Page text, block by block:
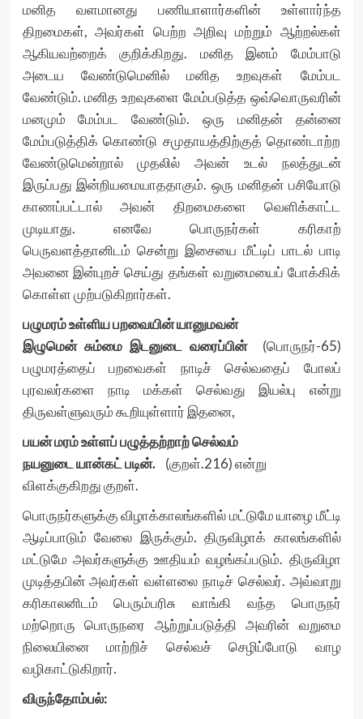
மனித வளமானது பணியாளார்களின் உள்ளார்ந்த
திறமைகள், அவர்கள் பெற்ற அறிவு மற்றும் ஆற்றல்கள்
ஆகியவற்றைக் குறிக்கிறது. மனித இனம் மேம்பாடு
அடைய வேண்டுமெனில் மனித உறவுகள் மேம்பட
வேண்டும். மனித உறவுகளை மேம்படுத்த ஒவ்வொருவரின்
மனமும் மேம்பட வேண்டும். ஒரு மனிதன் தன்னை
மேம்படுத்திக் கொண்டு சமுதாயத்திற்குத் தொண்டாற்ற
வேண்டுமென்றால் முதலில் அவன் உடல் நலத்துடன்
இருப்பது இன்றியமையாததாகும். ஒரு மனிதன் பசியோடு
காணப்பட்டால் அவன் திறமைகளை வெளிக்காட்ட
முடியாது. எனவே பொருநர்கள் கரிகாற்
பெருவளத்தானிடம் சென்று இசையை மீட்டிப் பாடல் பாடி
அவனை இன்புறச் செய்து தங்கள் வறுமையைப் போக்கிக்
கொள்ள முற்படுகிறார்கள்.
பழுமரம் உள்ளிய பறவையின் யானுமவன்
இழுமென் சும்மை இடனுடை வரைப்பின் (பொருநர்-65)
பழுமரத்தைப் பறவைகள் நாடிச் செல்வதைப் போலப்
புரவலர்களை நாடி மக்கள் செல்வது இயல்பு என்று
திருவள்ளுவரும் கூறியுள்ளார் இதனை,
பயன் மரம் உள்ளப் பழுத்தற்றாற் செல்வம்
நயனுடை யான்கட் படின். (குறள்.216) என்று
விளக்குகிறது குறள்.
பொருநர்களுக்கு விழாக்காலங்களில் மட்டுமே யாழை மீட்டி
ஆடிப்பாடும் வேலை இருக்கும். திருவிழாக் காலங்களில்
மட்டுமே அவர்களுக்கு ஊதியம் வழங்கப்படும். திருவிழா
முடித்தபின் அவர்கள் வள்ளலை நாடிச் செல்வர். அவ்வாறு
கரிகாலனிடம் பெரும்பரிசு வாங்கி வந்த பொருநர்
மற்றொரு பொருநரை ஆற்றுப்படுத்தி அவரின் வறுமை
நிலையினை மாற்றிச் செல்வச் செழிப்போடு வாழ
வழிகாட்டுகிறார்.
விருந்தோம்பல்: